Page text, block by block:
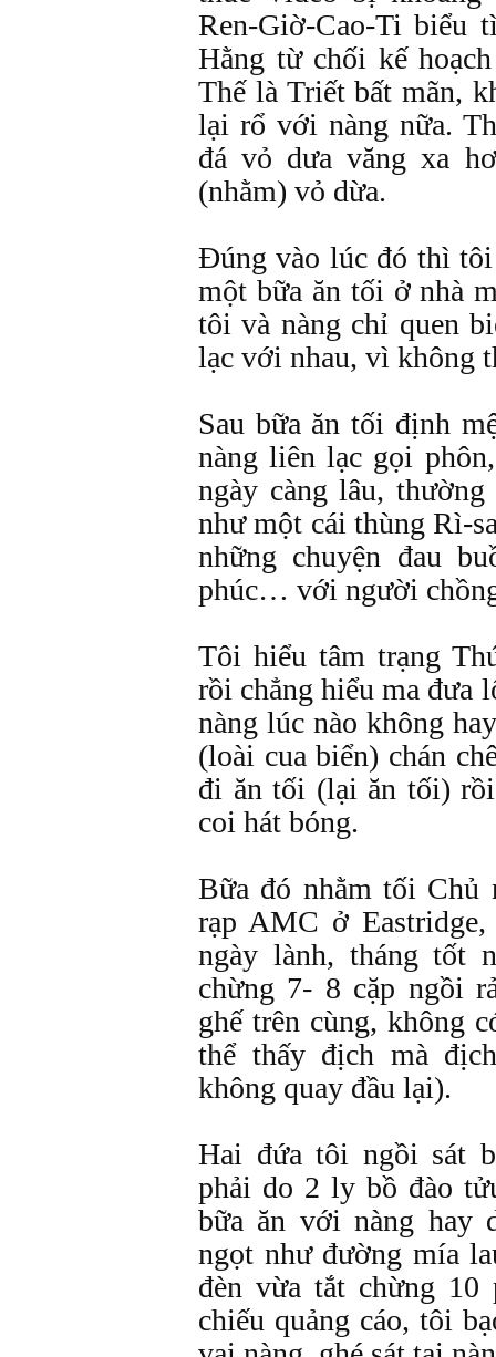
Ren-Giờ-Cao-Ti biểu
Hằng từ chối kế
Thế là Triết bất mãn,
lại rổ với nàng nữa.
đá vỏ dưa văng xa
(nhằm) vỏ dừa.
Đúng vào lúc đó thì
một bữa ăn tối ở nhà
tôi và nàng chỉ quen
lạc với nhau, vì không
Sau bữa ăn tối định
nàng liên lạc gọi
ngày càng lâu,
như một cái thùng Rì-
những chuyện đau
phúc… với người
Tôi hiểu tâm trạng
rồi chẳng hiểu ma đưa
nàng lúc nào không
(loài cua biển) chán
đi ăn tối (lại ăn tối)
coi hát bóng.
Bữa đó nhằm tối Chủ
rạp AMC ở
ngày lành, tháng tốt
chừng 7- 8 cặp ngồi
ghế trên cùng, không
thể thấy địch mà
không quay đầu lại).
Hai đứa tôi ngồi sát
phải do 2 ly bồ đào
bữa ăn với nàng hay
ngọt như đường mía
đèn vừa tắt chừng 10
chiếu quảng cáo, tôi